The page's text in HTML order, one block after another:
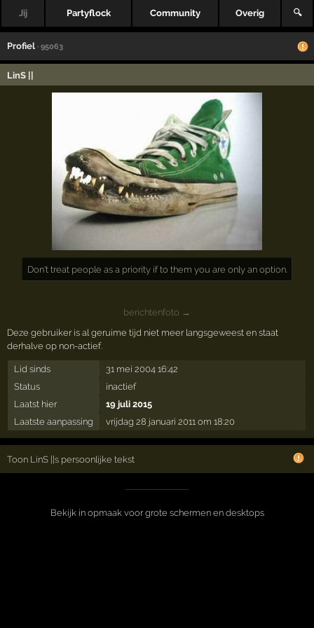
Jij Partyflock Community Overig 🔍
Profiel · 95063
LinS ||
Don't treat people as a priority if to them you are only an option.
berichtenfoto →
Deze gebruiker is al geruime tijd niet meer langsgeweest en staat
derhalve op non-actief.
Lid sinds
31 mei 2004 16:42
Status
inactief
Laatst hier
19 juli 2015
Laatste aanpassing
vrijdag 28 januari 2011 om 18:20
Toon LinS ||s persoonlijke tekst
Bekijk in opmaak voor grote schermen en desktops